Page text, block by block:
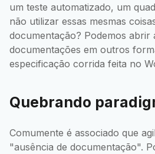
um teste automatizado, um
não utilizar essas mesmas
documentação? Podemos abrir
documentações em outros
especificação corrida feita no
Quebrando
Comumente é associado que
"ausência de documentação".